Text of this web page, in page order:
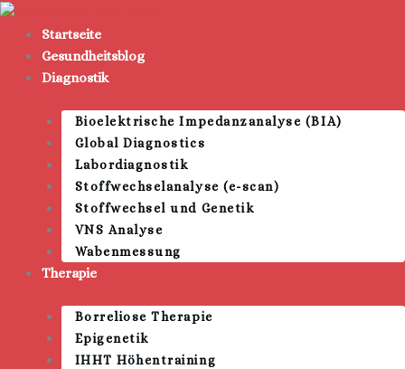
Zum
Inhalt
springen
Startseite
Gesundheitsblog
Diagnostik
Bioelektrische Impedanzanalyse (BIA)
Global Diagnostics
Labordiagnostik
Stoffwechselanalyse (e-scan)
Stoffwechsel und Genetik
VNS Analyse
Wabenmessung
Therapie
Borreliose Therapie
Epigenetik
IHHT Höhentraining